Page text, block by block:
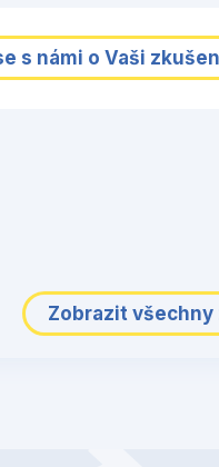
s námi o Vaši
Zobrazit